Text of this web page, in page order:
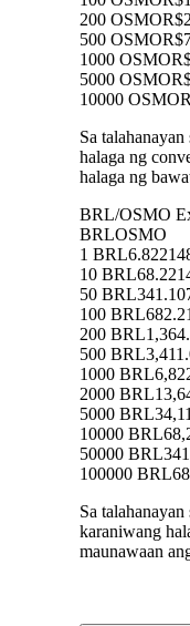
200 OSMO
500 OSMO
1000 OSMO
5000 OSMO
10000 OSMO
Sa
halaga ng
halaga ng
BRL/OSMO
BRLOSMO
1 BRL
10 BRL
50 BRL
100 BRL
200 BRL
500 BRL
1000 BRL
2000 BRL
5000 BRL
10000 BRL
50000 BRL
100000 BRL
Sa
karaniwang
maunawaan